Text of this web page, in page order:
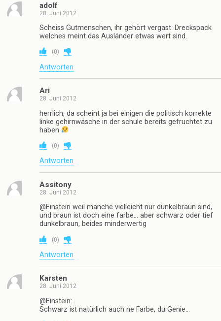
adolf
28. Juni 2012
Scheiss Gutmenschen, ihr gehört vergast. Dreckspack
welches meint das Ausländer etwas wert sind.
(0)
Antworten
Ari
28. Juni 2012
herrlich, da scheint ja bei einigen die politisch korrekte
linke gehirnwäsche in der schule bereits gefruchtet zu
haben
(0)
Antworten
Assitony
28. Juni 2012
@Einstein weil manche vielleicht nur dunkelbraun sind,
und braun ist doch eine farbe… aber schwarz oder tief
dunkelbraun, beides minderwertig
(0)
Antworten
Karsten
28. Juni 2012
@Einstein:
Schwarz ist natürlich auch ne Farbe, du Genie…